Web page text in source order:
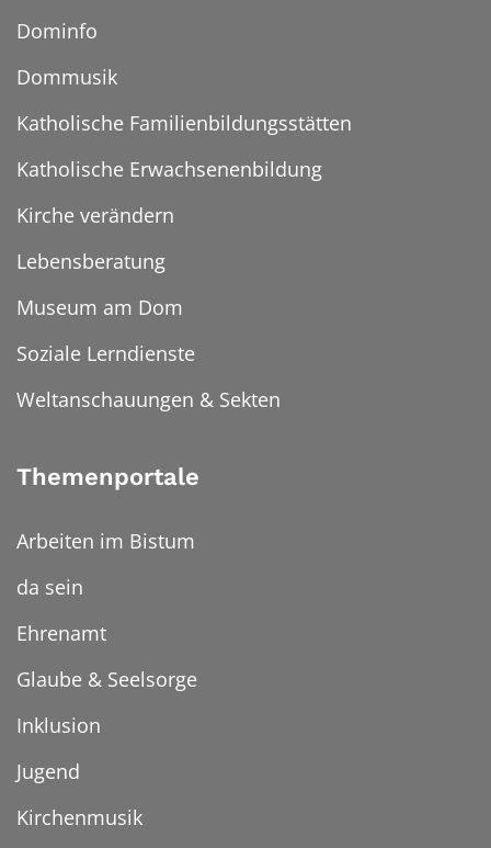
Dominfo
Dommusik
Katholische Familienbildungsstätten
Katholische Erwachsenenbildung
Kirche verändern
Lebensberatung
Museum am Dom
Soziale Lerndienste
Weltanschauungen & Sekten
Themenportale
Arbeiten im Bistum
da sein
Ehrenamt
Glaube & Seelsorge
Inklusion
Jugend
Kirchenmusik